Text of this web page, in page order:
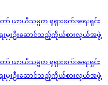
ော် ယာယီသမ္မတ ရုရှားဖက်ဒရေးရှင်း
ေးမှူးဦးဆောင်သည့်ကိုယ်စားလှယ်အဖွဲ့
ော် ယာယီသမ္မတ ရုရှားဖက်ဒရေးရှင်း
ေးမှူးဦးဆောင်သည့်ကိုယ်စားလှယ်အဖွဲ့